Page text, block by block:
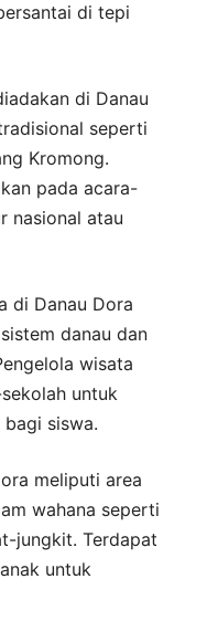
di tepi
di Danau
seperti
Kromong.
pada acara-
nasional atau
di Danau Dora
danau dan
wisata
untuk
siswa.
meliputi area
wahana seperti
jungkit. Terdapat
untuk